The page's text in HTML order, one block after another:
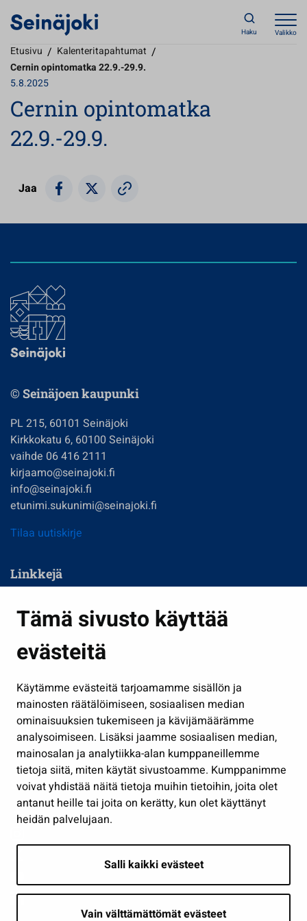
Tämä sivusto käyttää
evästeitä
Käytämme evästeitä tarjoamamme sisällön ja
mainosten räätälöimiseen, sosiaalisen median
ominaisuuksien tukemiseen ja kävijämäärämme
analysoimiseen. Lisäksi jaamme sosiaalisen median,
mainosalan ja analytiikka-alan kumppaneillemme
tietoja siitä, miten käytät sivustoamme. Kumppanimme
voivat yhdistää näitä tietoja muihin tietoihin, joita olet
antanut heille tai joita on kerätty, kun olet käyttänyt
heidän palvelujaan.
Salli kaikki evästeet
Vain välttämättömät evästeet
Haku Valikko
Etusivu / Kalenteritapahtumat /
Cernin opintomatka 22.9.-29.9.
5.8.2025
Cernin opintomatka
22.9.-29.9.
Jaa
© Seinäjoen kaupunki
PL 215, 60101 Seinäjoki
Kirkkokatu 6, 60100 Seinäjoki
vaihde 06 416 2111
kirjaamo@seinajoki.fi
info@seinajoki.fi
etunimi.sukunimi@seinajoki.fi
Tilaa uutiskirje
Linkkejä
Kasvatus ja opetus
Kulttuuri ja liikunta
Työ ja yrittäminen
Osallistu ja asioi
Näytä omat evästeasetukseni
Seuraa meitä